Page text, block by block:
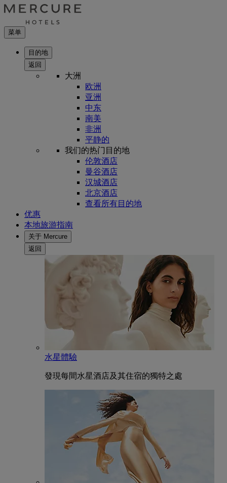
菜单
目的地
返回
大洲
欧洲
亚洲
中东
南美
非洲
平静的
我们的热门目的地
伦敦酒店
曼谷酒店
汉城酒店
北京酒店
查看所有目的地
优惠
本地旅游指南
关于 Mercure
返回
水星體驗
發現每間水星酒店及其住宿的獨特之處